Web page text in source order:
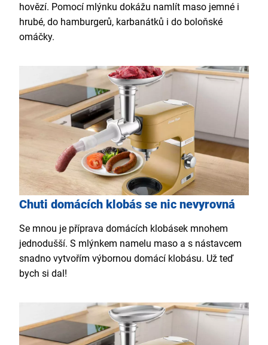
hovězí. Pomocí mlýnku dokážu namlít maso jemné i
hrubé, do hamburgerů, karbanátků i do boloňské
omáčky.
Chuti domácích klobás se nic nevyrovná
Se mnou je příprava domácích klobásek mnohem
jednodušší. S mlýnkem namelu maso a s nástavcem
snadno vytvořím výbornou domácí klobásu. Už teď
bych si dal!